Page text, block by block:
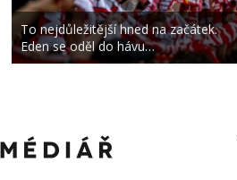
To nejdůležitější hned na začátek.
Eden se oděl do hávu…